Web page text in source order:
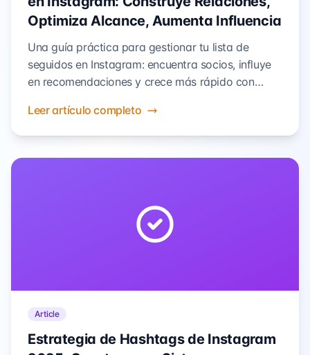
Optimiza Alcance, Aumenta Influencia
Una guía práctica para gestionar tu lista de
seguidos en Instagram: encuentra socios, influye
en recomendaciones y crece más rápido con
Leer artículo completo
Article
Estrategia de Hashtags de Instagram